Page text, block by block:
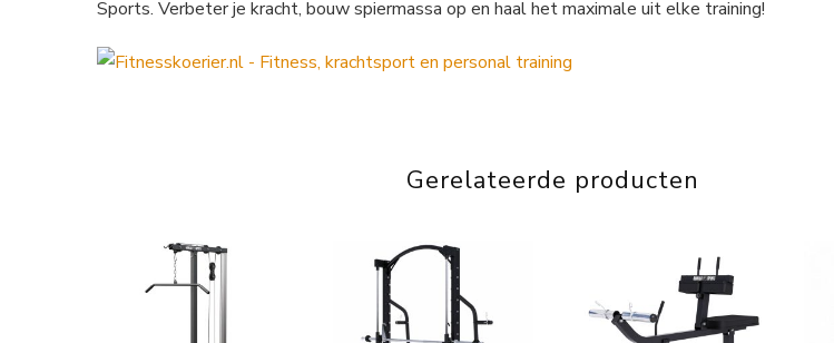
Sports. Verbeter je kracht, bouw spiermassa op en haal het maximale uit elke training!
Gerelateerde producten